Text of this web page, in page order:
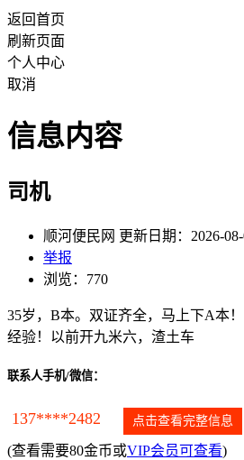
返回首页
刷新页面
个人中心
取消
信息内容
司机
顺河便民网 更新日期：2026-
举报
浏览：770
35岁，B本。双证齐全，马上下A本
经验！以前开九米六，渣土车
联系人手机/微信：
137****2482 点击查看完整信息
(查看需要80金币或VIP会员可查看)